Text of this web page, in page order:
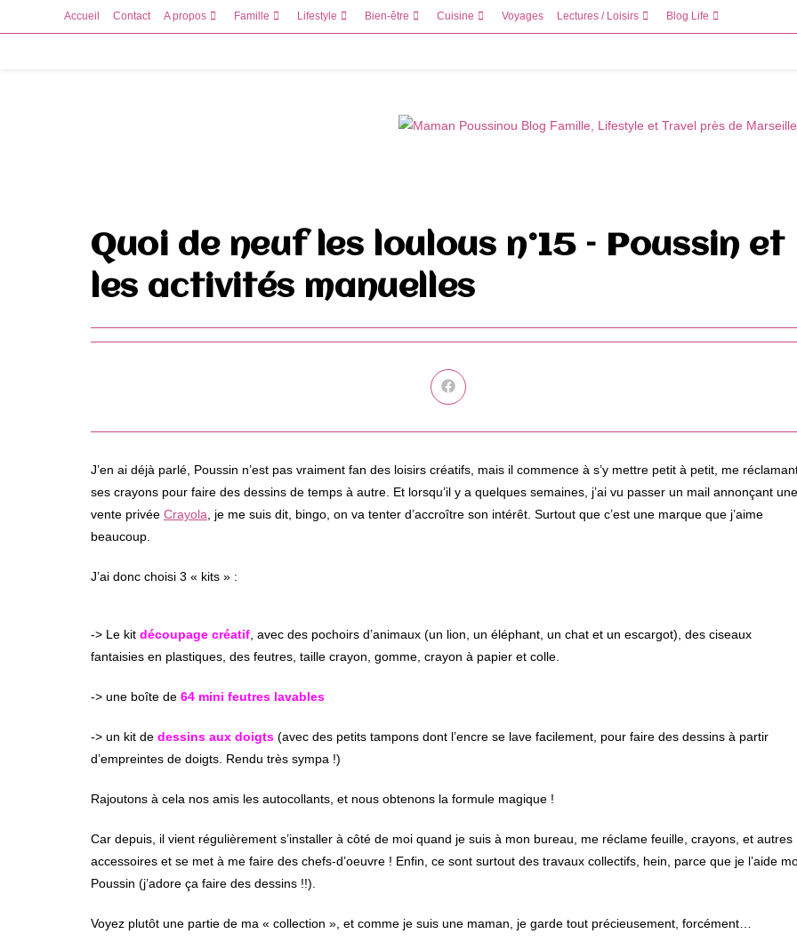
to
Accueil Contact A propos Famille Lifestyle Bien-être Cuisine Voyages Lectures / Loisirs Blog Life
Quoi de neuf les loulous n°15 – Poussin et
les activités manuelles
Ouvrir
dans
autre
J’en ai déjà parlé, Poussin n’est pas vraiment fan des loisirs créatifs, mais il commence à s’y mettre petit à petit, me
ses crayons pour faire des dessins de temps à autre. Et lorsqu’il y a quelques semaines, j’ai vu passer un mail annonçant une
vente privée Crayola , je me suis dit, bingo, on va tenter d’accroître son intérêt. Surtout que c’est une marque que j’aime
beaucoup.
J’ai donc choisi 3 « kits » :
-> Le kit découpage créatif , avec des pochoirs d’animaux (un lion, un éléphant, un chat et un escargot), des ciseaux
fantaisies en plastiques, des feutres, taille crayon, gomme, crayon à papier et colle.
-> une boîte de 64 mini feutres lavables
-> un kit de dessins aux doigts (avec des petits tampons dont l’encre se lave facilement, pour faire des dessins à partir
d’empreintes de doigts. Rendu très sympa !)
Rajoutons à cela nos amis les autocollants, et nous obtenons la formule magique !
Car depuis, il vient régulièrement s’installer à côté de moi quand je suis à mon bureau, me réclame feuille, crayons, et autres
accessoires et se met à me faire des chefs-d’oeuvre ! Enfin, ce sont surtout des travaux collectifs, hein, parce que je l’aide
Poussin (j’adore ça faire des dessins !!).
Voyez plutôt une partie de ma « collection », et comme je suis une maman, je garde tout précieusement, forcément…